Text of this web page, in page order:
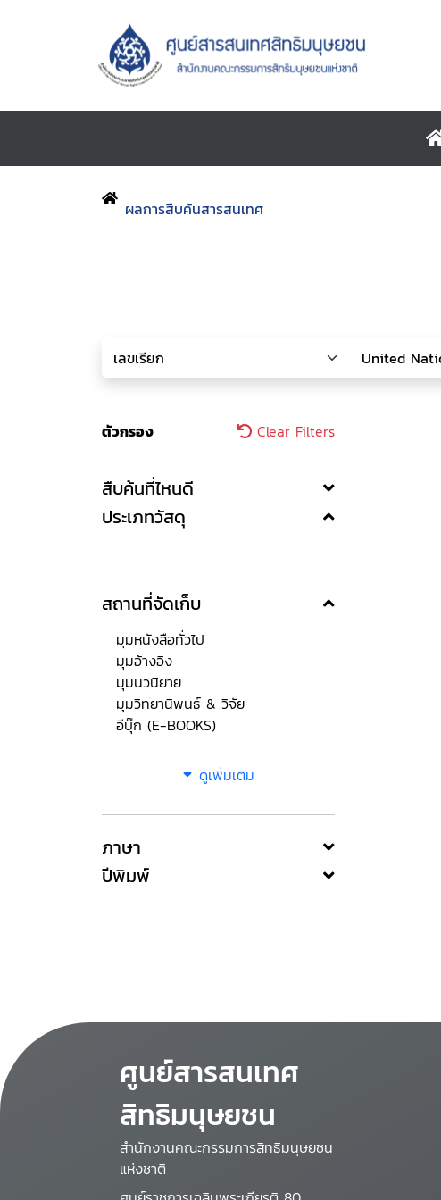
ผลการสืบค้นสารสนเทศ
ตัวกรอง Clear Filters
สืบค้นที่ไหนดี
ประเภทวัสดุ
สถานที่จัดเก็บ
มุมหนังสือทั่วไป
มุมอ้างอิง
มุมนวนิยาย
มุมวิทยานิพนธ์ & วิจัย
อีบุ๊ก (E-BOOKS)
ดูเพิ่มเติม
ภาษา
ปีพิมพ์
ศูนย์สารสนเทศ
สิทธิมนุษยชน
สำนักงานคณะกรรมการสิทธิมนุษยชน
แห่งชาติ